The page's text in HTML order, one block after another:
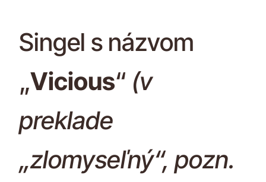
Singel s názvom
„Vicious“ (v
preklade
„zlomyseľný“, pozn.